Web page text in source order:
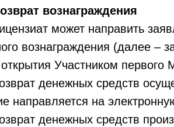
вознаграждения
может направить
вознаграждения (далее –
Участником первого
денежных средств
направляется на
денежных средств